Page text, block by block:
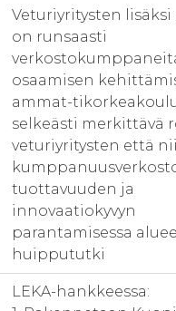
Veturiyritysten lisäksi
on runsaasti
osaamisen
ammat-
selkeästi merkittävä
veturiyritysten että
tuottavuuden ja
innovaatiokyvyn
parantamisessa
huippututki
LEKA-hankkeessa: